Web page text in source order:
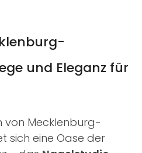
und Eleganz für
von Mecklenburg-
sich eine Oase der